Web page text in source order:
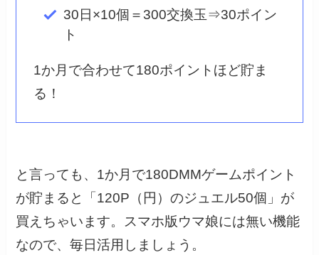
30日×10個＝300交換玉⇒30ポイン
ト
1か月で合わせて180ポイントほど貯ま
る！
と言っても、1か月で180DMMゲームポイント
が貯まると「120P（円）のジュエル50個」が
買えちゃいます。スマホ版ウマ娘には無い機能
なので、毎日活用しましょう。